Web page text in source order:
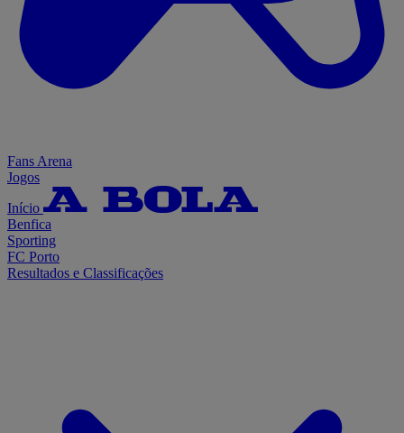
Fans Arena
Jogos
Início
Benfica
Sporting
FC Porto
Resultados e Classificações